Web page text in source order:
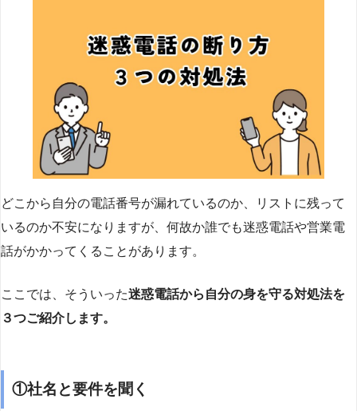
どこから自分の電話番号が漏れているのか、リストに残って
いるのか不安になりますが、何故か誰でも迷惑電話や営業電
話がかかってくることがあります。
ここでは、そういった迷惑電話から自分の身を守る対処法を
３つご紹介します。
①社名と要件を聞く